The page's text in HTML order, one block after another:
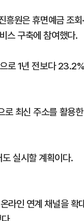
흥원은 휴면예금 조회
스 구축에 참여했다.
로 1년 전보다
로 최신 주소를 활용한
실시할 계획이다.
라인 연계 채널을 확